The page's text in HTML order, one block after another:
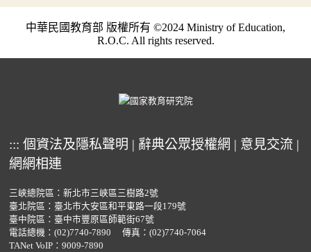
中華民國教育部 版權所有 ©2024 Ministry of Education,
R.O.C. All rights reserved.
::: 個資法及隱私聲明 | 辭典公眾授權網 | 意見交流 |
網網相連
三峽總院區：新北市三峽區三樹路2號
臺北院區：臺北市大安區和平東路一段179號
臺中院區：臺中市豐原區師範街67號
電話總機： (02)7740-7890
傳真：(02)7740-7064
TANet VoIP：9009-7890